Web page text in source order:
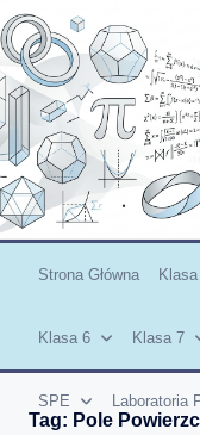
Skip
to
content
Strona Główna
Klasa 6 Klasa 7
SPE Laboratoria
Tag: Pole